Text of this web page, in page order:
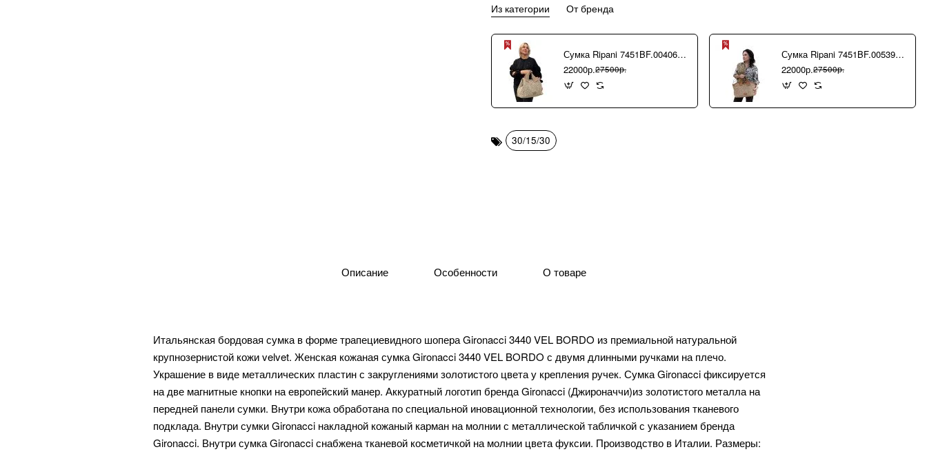
Из категории От бренда
Сумка Ripani 7451BF.00406 Ecru/Sabbia
22000р.27500р.
Сумка Ripani 7451BF.00539 Camel/Biscotto
22000р.27500р.
30/15/30
Описание Особенности О товаре
Итальянская бордовая сумка в форме трапециевидного шопера Gironacci 3440 VEL BORDO из премиальной натуральной
крупнозернистой кожи velvet. Женская кожаная сумка Gironacci 3440 VEL BORDO с двумя длинными ручками на плечо.
Украшение в виде металлических пластин с закруглениями золотистого цвета у крепления ручек. Сумка Gironacci фиксируется
на две магнитные кнопки на европейский манер. Аккуратный логотип бренда Gironacci (Джироначчи)из золотистого металла на
передней панели сумки. Внутри кожа обработана по специальной иновационной технологии, без использования тканевого
подклада. Внутри сумки Gironacci накладной кожаный карман на молнии с металлической табличкой с указанием бренда
Gironacci. Внутри сумка Gironacci снабжена тканевой косметичкой на молнии цвета фуксии. Производство в Италии. Размеры: